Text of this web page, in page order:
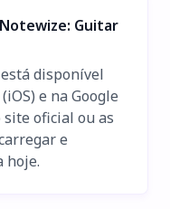
Guitar
disponível
e na Google
site oficial ou as
e
hoje.